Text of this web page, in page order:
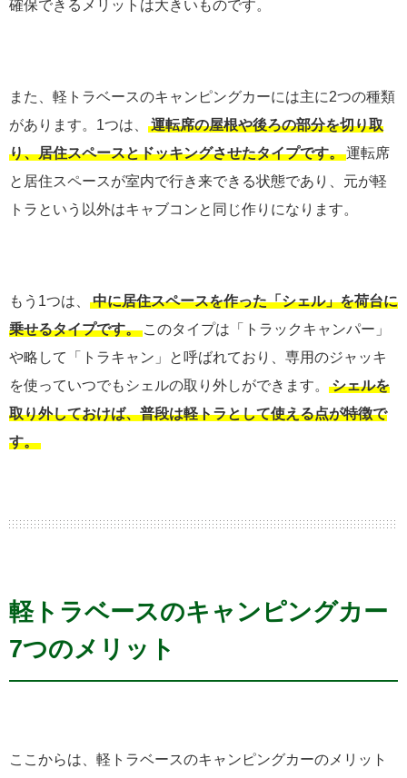
確保できるメリットは大きいものです。
また、軽トラベースのキャンピングカーには主に2つの種類
があります。1つは、
運転席の屋根や後ろの部分を切り取
り、居住スペースとドッキングさせたタイプです。運転席
と居住スペースが室内で行き来できる状態であり、元が軽
トラという以外はキャブコンと同じ作りになります。
もう1つは、
中に居住スペースを作った「シェル」を荷台に
乗せるタイプです。 このタイプは「トラックキャンパー」
や略して「トラキャン」と呼ばれており、専用のジャッキ
を使っていつでもシェルの取り外しができます。
シェルを
取り外しておけば、普段は軽トラとして使える点が特徴で
す。
軽トラベースのキャンピングカー
7つのメリット
ここからは、軽トラベースのキャンピングカーのメリット